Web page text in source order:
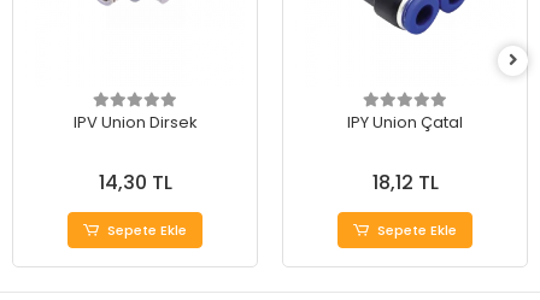
IPV Union Dirsek
14,30 TL
Sepete Ekle
IPY Union Çatal
18,12 TL
Sepete Ekle